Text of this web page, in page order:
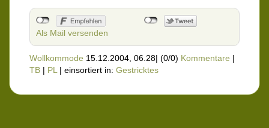
Als Mail versenden
Wollkommode 15.12.2004, 06.28| (0/0) Kommentare |
TB | PL | einsortiert in: Gestricktes